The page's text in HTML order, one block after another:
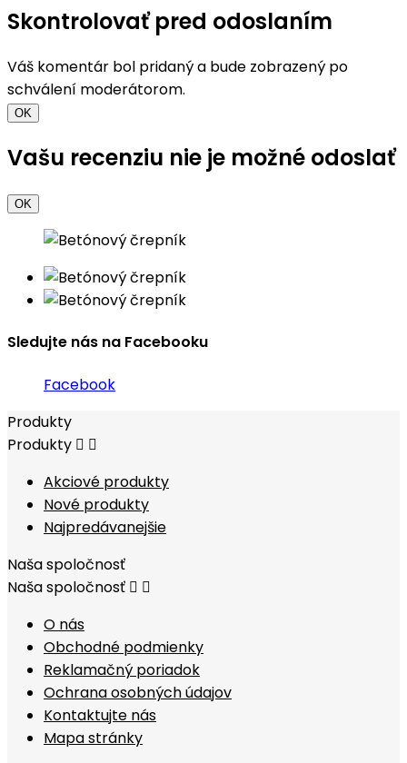
Skontrolovať pred odoslaním
Váš komentár bol pridaný a bude zobrazený po
schválení moderátorom.
OK
Vašu recenziu nie je možné odoslať
OK
Sledujte nás na Facebooku
Facebook
Produkty
Produkty  
Akciové produkty
Nové produkty
Najpredávanejšie
Naša spoločnosť
Naša spoločnosť  
O nás
Obchodné podmienky
Reklamačný poriadok
Ochrana osobných údajov
Kontaktujte nás
Mapa stránky